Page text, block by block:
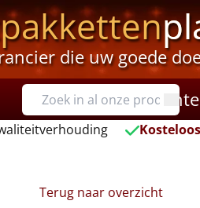
die uw goede
Kosteloos
Terug naar overzicht